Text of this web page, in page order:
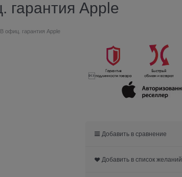
гарантия Apple
офиц. гарантия Apple

Добавить в сравнение
Добавить в список желаний